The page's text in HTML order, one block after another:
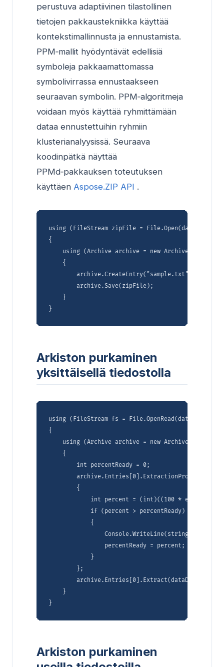
perustuva adaptiivinen tilastollinen
tietojen pakkaustekniikka käyttää
kontekstimallinnusta ja ennustamista.
PPM‑mallit hyödyntävät edellisiä
symboleja pakkaamattomassa
symbolivirrassa ennustaakseen
seuraavan symbolin. PPM‑algoritmeja
voidaan myös käyttää ryhmittämään
dataa ennustettuihin ryhmiin
klusterianalyysissä. Seuraava
koodinpätkä näyttää
PPMd‑pakkauksen toteutuksen
käyttäen Aspose.ZIP API .
using (FileStream zipFile = File.Open(dataDir +
{
using (Archive archive = new Archive(new
    {
archive.CreateEntry("sample.txt", dataDir
        archive.Save(zipFile);
    }
Arkiston purkaminen
yksittäisellä tiedostolla
using (FileStream fs = File.OpenRead(dataDir +
{
    using (Archive archive = new Archive(fs))
    {
        int percentReady = 0;
archive.Entries[0].ExtractionProgressed
        {
int percent = (int)((100 *
            if (percent > percentReady)
            {
                percentReady = percent;
            }
        };
archive.Entries[0].Extract(dataDir +
    }
Arkiston purkaminen